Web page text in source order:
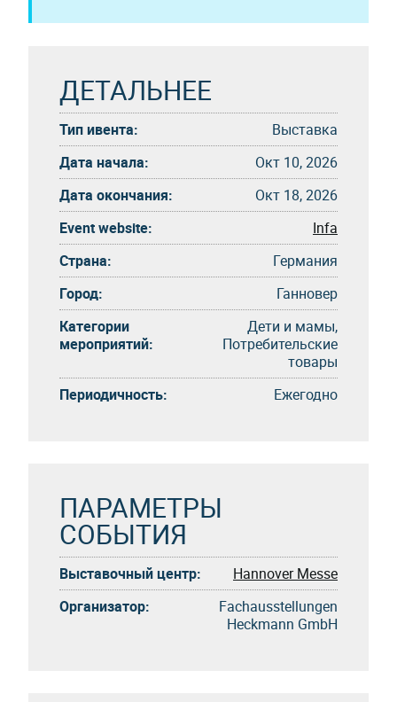
ДЕТАЛЬНЕЕ
Тип ивента:
Выставка
Дата начала:
Окт 10, 2026
Дата окончания:
Окт 18, 2026
Event website:
Infa
Страна:
Германия
Город:
Ганновер
Категории
мероприятий:
Дети и мамы,
Потребительские
товары
Периодичность:
Eжегоднo
ПАРАМЕТРЫ
СОБЫТИЯ
Выставочный центр:
Hannover Messe
Организатор:
Fachausstellungen
Heckmann GmbH